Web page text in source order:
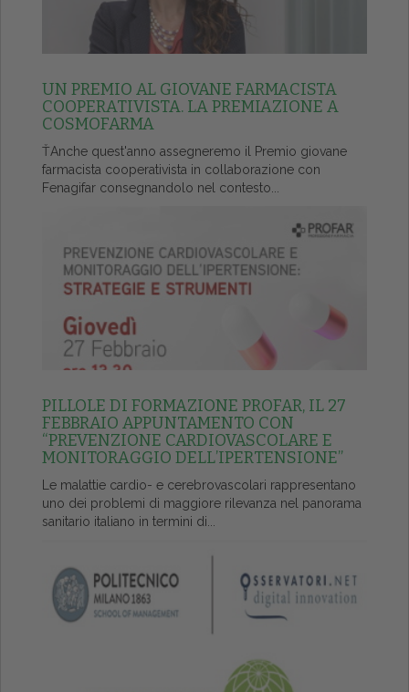
UN PREMIO AL GIOVANE FARMACISTA
COOPERATIVISTA. LA PREMIAZIONE A
COSMOFARMA
ŤAnche quest'anno assegneremo il Premio giovane
farmacista cooperativista in collaborazione con
Fenagifar consegnandolo nel contesto...
PILLOLE DI FORMAZIONE PROFAR, IL 27
FEBBRAIO APPUNTAMENTO CON
“PREVENZIONE CARDIOVASCOLARE E
MONITORAGGIO DELL’IPERTENSIONE”
Le malattie cardio- e cerebrovascolari rappresentano
uno dei problemi di maggiore rilevanza nel panorama
sanitario italiano in termini di...